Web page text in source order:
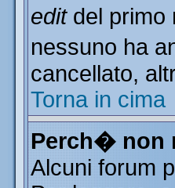
editdel primo
nessuno ha
cancellato,
Torna in cima
Perch� non
Alcuni forum